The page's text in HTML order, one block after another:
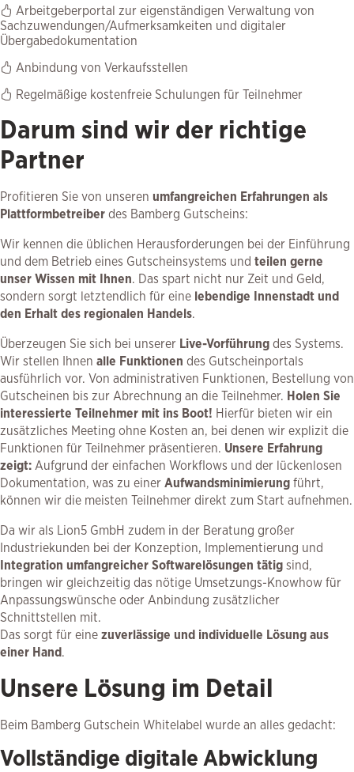
Arbeitgeberportal zur eigenständigen Verwaltung von
Sachzuwendungen/Aufmerksamkeiten und digitaler
Übergabedokumentation
Anbindung von Verkaufsstellen
Regelmäßige kostenfreie Schulungen für Teilnehmer
Darum sind wir der richtige
Partner
Profitieren Sie von unseren umfangreichen Erfahrungen als
Plattformbetreiber des Bamberg Gutscheins:
Wir kennen die üblichen Herausforderungen bei der Einführung
und dem Betrieb eines Gutscheinsystems und teilen gerne
unser Wissen mit Ihnen. Das spart nicht nur Zeit und Geld,
sondern sorgt letztendlich für eine lebendige Innenstadt und
den Erhalt des regionalen Handels.
Überzeugen Sie sich bei unserer Live-Vorführung des Systems.
Wir stellen Ihnen alle Funktionen des Gutscheinportals
ausführlich vor. Von administrativen Funktionen, Bestellung von
Gutscheinen bis zur Abrechnung an die Teilnehmer. Holen Sie
interessierte Teilnehmer mit ins Boot! Hierfür bieten wir ein
zusätzliches Meeting ohne Kosten an, bei denen wir explizit die
Funktionen für Teilnehmer präsentieren. Unsere Erfahrung
zeigt: Aufgrund der einfachen Workflows und der lückenlosen
Dokumentation, was zu einer Aufwandsminimierung führt,
können wir die meisten Teilnehmer direkt zum Start aufnehmen.
Da wir als Lion5 GmbH zudem in der Beratung großer
Industriekunden bei der Konzeption, Implementierung und
Integration umfangreicher Softwarelösungen tätig sind,
bringen wir gleichzeitig das nötige Umsetzungs-Knowhow für
Anpassungswünsche oder Anbindung zusätzlicher
Schnittstellen mit.
Das sorgt für eine zuverlässige und individuelle Lösung aus
einer Hand.
Unsere Lösung im Detail
Beim Bamberg Gutschein Whitelabel wurde an alles gedacht:
Vollständige digitale Abwicklung